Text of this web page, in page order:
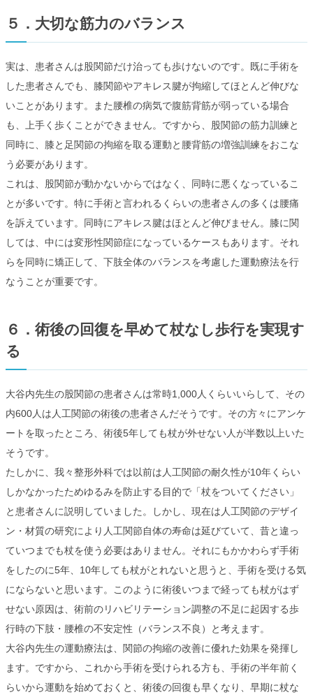
５．大切な筋力のバランス
実は、患者さんは股関節だけ治っても歩けないのです。既に手術を
した患者さんでも、膝関節やアキレス腱が拘縮してほとんど伸びな
いことがあります。また腰椎の病気で腹筋背筋が弱っている場合
も、上手く歩くことができません。ですから、股関節の筋力訓練と
同時に、膝と足関節の拘縮を取る運動と腰背筋の増強訓練をおこな
う必要があります。
これは、股関節が動かないからではなく、同時に悪くなっているこ
とが多いです。特に手術と言われるくらいの患者さんの多くは腰痛
を訴えています。同時にアキレス腱はほとんど伸びません。膝に関
しては、中には変形性関節症になっているケースもあります。それ
らを同時に矯正して、下肢全体のバランスを考慮した運動療法を行
なうことが重要です。
６．術後の回復を早めて杖なし歩行を実現す
る
大谷内先生の股関節の患者さんは常時1,000人くらいいらして、その
内600人は人工関節の術後の患者さんだそうです。その方々にアンケ
ートを取ったところ、術後5年しても杖が外せない人が半数以上いた
そうです。
たしかに、我々整形外科では以前は人工関節の耐久性が10年くらい
しかなかったためゆるみを防止する目的で「杖をついてください」
と患者さんに説明していました。しかし、現在は人工関節のデザイ
ン・材質の研究により人工関節自体の寿命は延びていて、昔と違っ
ていつまでも杖を使う必要はありません。それにもかかわらず手術
をしたのに5年、10年しても杖がとれないと思うと、手術を受ける気
にならないと思います。このように術後いつまで経っても杖がはず
せない原因は、術前のリハビリテーション調整の不足に起因する歩
行時の下肢・腰椎の不安定性（バランス不良）と考えます。
大谷内先生の運動療法は、関節の拘縮の改善に優れた効果を発揮し
ます。ですから、これから手術を受けられる方も、手術の半年前く
らいから運動を始めておくと、術後の回復も早くなり、早期に杖な